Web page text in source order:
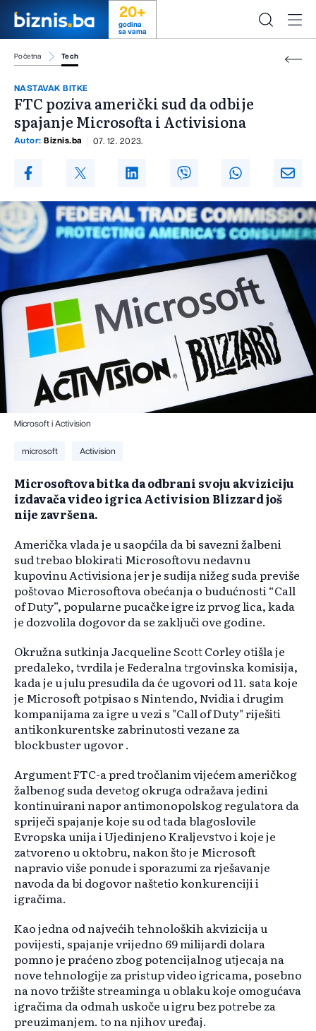
20+
godina
sa vama
Početna Tech
NASTAVAK BITKE
FTC poziva američki sud da odbije
spajanje Microsofta i Activisiona
Autor: Biznis.ba 07. 12. 2023.
Microsoft i Activision
microsoft Activision
Microsoftova bitka da odbrani svoju akviziciju
izdavača video igrica Activision Blizzard još
nije završena.
Američka vlada je u saopćila da bi savezni žalbeni
sud trebao blokirati Microsoftovu nedavnu
kupovinu Activisiona jer je sudija nižeg suda previše
poštovao Microsoftova obećanja o budućnosti “Call
of Duty”, popularne pucačke igre iz prvog lica, kada
je dozvolila dogovor da se zaključi ove godine.
Okružna sutkinja Jacqueline Scott Corley otišla je
predaleko, tvrdila je Federalna trgovinska komisija,
kada je u julu presudila da će ugovori od 11. sata koje
je Microsoft potpisao s Nintendo, Nvidia i drugim
kompanijama za igre u vezi s "Call of Duty" riješiti
antikonkurentske zabrinutosti vezane za
blockbuster ugovor .
Argument FTC-a pred tročlanim vijećem američkog
žalbenog suda devetog okruga odražava jedini
kontinuirani napor antimonopolskog regulatora da
spriječi spajanje koje su od tada blagoslovile
Evropska unija i Ujedinjeno Kraljevstvo i koje je
zatvoreno u oktobru, nakon što je Microsoft
napravio više ponude i sporazumi za rješavanje
navoda da bi dogovor naštetio konkurenciji i
igračima.
Kao jedna od najvećih tehnoloških akvizicija u
povijesti, spajanje vrijedno 69 milijardi dolara
pomno je praćeno zbog potencijalnog utjecaja na
nove tehnologije za pristup video igricama, posebno
na novo tržište streaminga u oblaku koje omogućava
igračima da odmah uskoče u igru bez potrebe za
preuzimanjem. to na njihov uređaj.